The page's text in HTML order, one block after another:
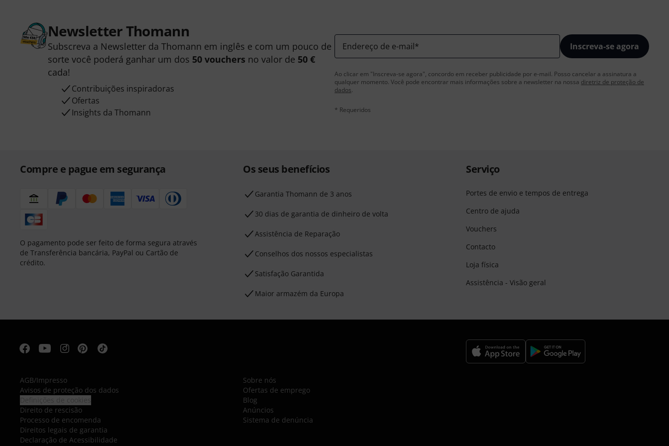
Newsletter Thomann
Subscreva a Newsletter da Thomann em inglês e com um pouco de
sorte você poderá ganhar um dos 50 vouchers no valor de 50 €
cada!
Contribuições inspiradoras
Ofertas
Insights da Thomann
Endereço de e-mail* Inscreva-se agora
Ao clicar em "Inscreva-se agora", concordo em receber publicidade por e-mail. Posso cancelar a assinatura a
qualquer momento. Você pode encontrar mais informações sobre a newsletter na nossa diretriz de proteção de
dados.
* Requeridos
Compre e pague em segurança
O pagamento pode ser feito de forma segura através
de Transferência bancária, PayPal ou Cartão de
crédito.
Os seus benefícios
Garantia Thomann de 3 anos
30 dias de garantia de dinheiro de volta
Assistência de Reparação
Conselhos dos nossos especialistas
Satisfação Garantida
Maior armazém da Europa
Serviço
Portes de envio e tempos de entrega
Centro de ajuda
Vouchers
Contacto
Loja física
Assistência - Visão geral
AGB/Impresso
Avisos de proteção dos dados
Direito de rescisão
Processo de encomenda
Direitos legais de garantia
Declaração de Acessibilidade
Sobre nós
Ofertas de emprego
Blog
Anúncios
Sistema de denúncia